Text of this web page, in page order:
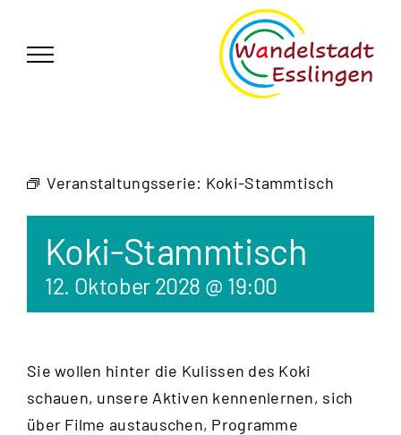
springen
Veranstaltungsserie: Koki-Stammtisch
Koki-Stammtisch
12. Oktober 2028 @ 19:00
Sie wollen hinter die Kulissen des Koki
schauen, unsere Aktiven kennenlernen, sich
über Filme austauschen, Programme